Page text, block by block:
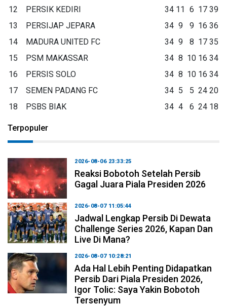
12
PERSIK KEDIRI 34 11 6 17 39
13
PERSIJAP JEPARA 34 9 9 16 36
14
MADURA UNITED FC 34 9 8 17 35
15
PSM MAKASSAR 34 8 10 16 34
16
PERSIS SOLO 34 8 10 16 34
17
SEMEN PADANG FC 34 5 5 24 20
18
PSBS BIAK 34 4 6 24 18
Terpopuler
2026-08-06 23:33:25
Reaksi Bobotoh Setelah Persib
Gagal Juara Piala Presiden 2026
2026-08-07 11:05:44
Jadwal Lengkap Persib Di Dewata
Challenge Series 2026, Kapan Dan
Live Di Mana?
2026-08-07 10:28:21
Ada Hal Lebih Penting Didapatkan
Persib Dari Piala Presiden 2026,
Igor Tolic: Saya Yakin Bobotoh
Tersenyum